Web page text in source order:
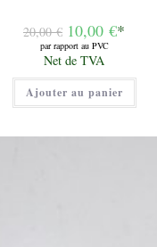
20,00€ Le
prix
initial
était :
20,00 €.
10,00 €*
par rapport au PVC
Le
prix
actuel
est :
10,00 €.
Net de TVA
Ajouter au panier